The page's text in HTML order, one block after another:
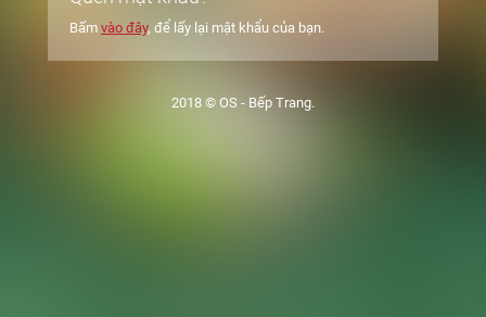
Bấm vào đây, để lấy lại mật khẩu của bạn.
2018 © OS - Bếp Trang.